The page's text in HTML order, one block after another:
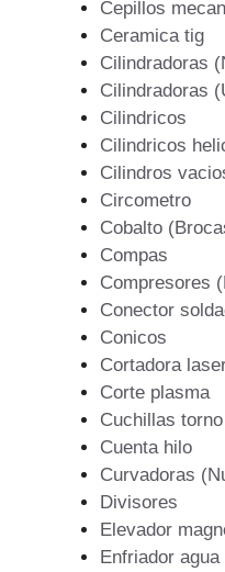
Cepillos
Ceramica tig
Cilindradoras
Cilindradoras
Cilindricos
Cilindricos
Cilindros
Circometro
Cobalto
Compas
Compresores
Conector
Conicos
Cortadora
Corte plasma
Cuchillas torno
Cuenta hilo
Curvadoras
Divisores
Elevador
Enfriador agua